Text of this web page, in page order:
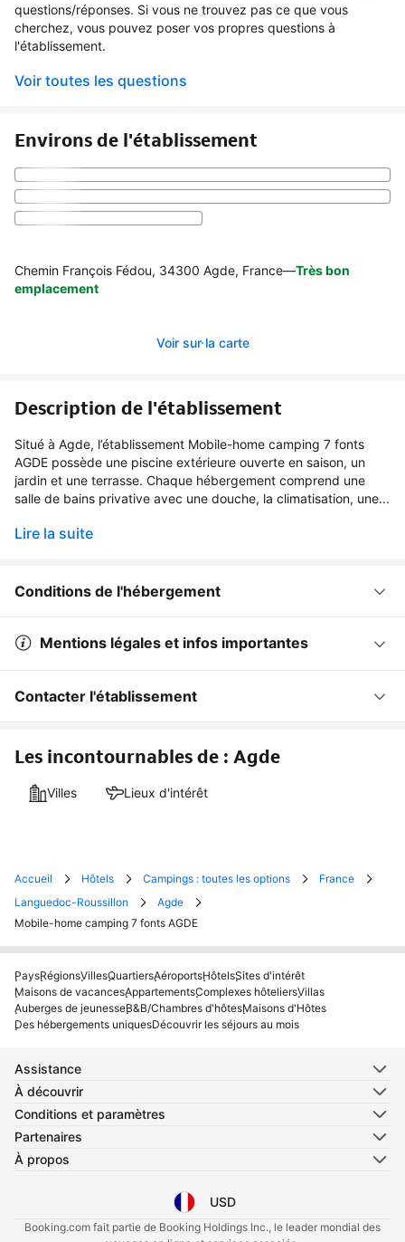
questions/réponses. Si vous ne trouvez pas ce que vous
cherchez, vous pouvez poser vos propres questions à
l'établissement.
Voir toutes les questions
Environs de l'établissement
Chemin François Fédou, 34300 Agde, France—Très bon
emplacement
Voir sur la carte
Description de l'établissement
Situé à Agde, l’établissement Mobile-home camping 7 fonts
AGDE possède une piscine extérieure ouverte en saison, un
jardin et une terrasse. Chaque hébergement comprend une
salle de bains privative avec une douche, la climatisation, une...
Lire la suite
Conditions de l'hébergement
Mentions légales et infos importantes
Contacter l'établissement
Les incontournables de : Agde
Villes Lieux d'intérêt
Accueil Hôtels Campings : toutes les options
France
Languedoc-Roussillon
Agde
Mobile-home camping 7 fonts AGDE
PaysRégionsVillesQuartiersAéroportsHôtelsSites d'intérêt
Maisons de vacancesAppartementsComplexes hôteliersVillas
Auberges de jeunesseB&B/Chambres d'hôtesMaisons d'Hôtes
Des hébergements uniquesDécouvrir les séjours au mois
Assistance
À découvrir
Conditions et paramètres
Partenaires
À propos
Sélectionnez votre langue
USD
Sélectionnez votre devise
Booking.com fait partie de Booking Holdings Inc., le leader mondial des